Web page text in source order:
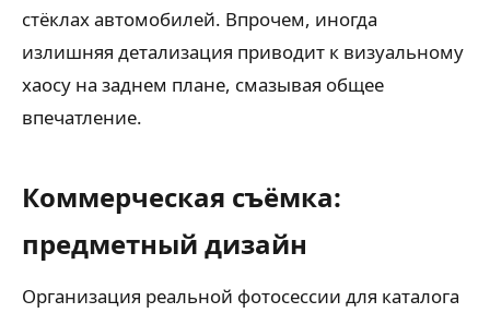
стёклах автомобилей. Впрочем, иногда
излишняя детализация приводит к визуальному
хаосу на заднем плане, смазывая общее
впечатление.
Коммерческая съёмка:
предметный дизайн
Организация реальной фотосессии для каталога